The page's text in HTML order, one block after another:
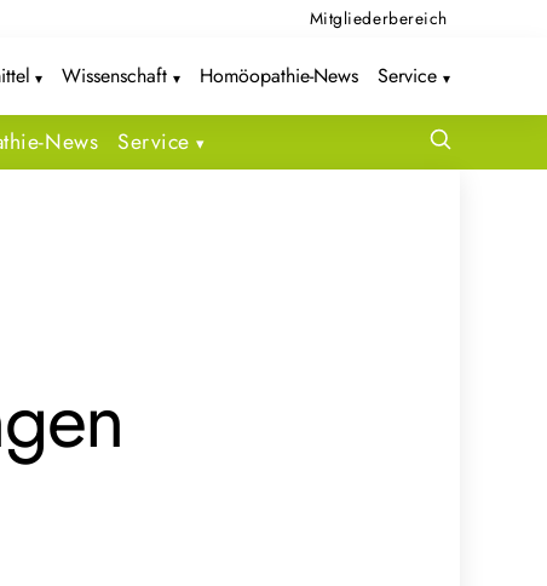
Mitgliederbereich
Wissenschaft Homöopathie-News Service
News Service